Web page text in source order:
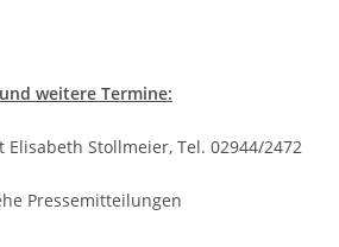
weitere Termine:
Stollmeier, Tel. 02944/2472
Pressemitteilungen